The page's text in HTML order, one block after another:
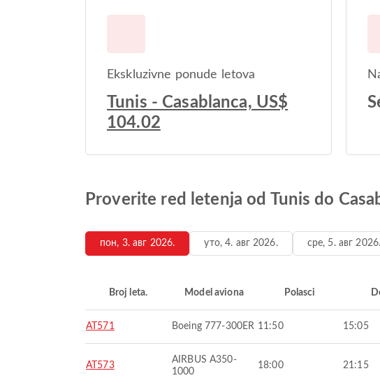
Ekskluzivne ponude letova
Tunis - Casablanca, US$
104.02
Proverite red letenja od Tunis do
пон, 3. авг 2026. уто, 4. авг 2026. сре, 5. авг 2026.
Broj leta. Model aviona Polasci
AT571 Boeing 777-300ER 11:50 15:05
AT573
AIRBUS A350-
1000
18:00 21:15